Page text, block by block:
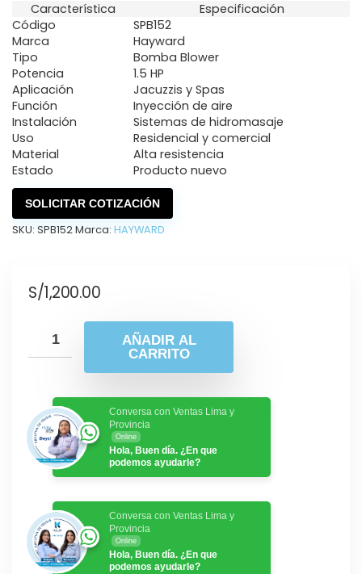
Característica
Especificación
Código
SPB152
Marca
Hayward
Tipo
Bomba Blower
Potencia
1.5 HP
Aplicación
Jacuzzis y Spas
Función
Inyección de aire
Instalación
Sistemas de hidromasaje
Uso
Residencial y comercial
Material
Alta resistencia
Estado
Producto nuevo
SOLICITAR COTIZACIÓN
SKU: SPB152Marca: HAYWARD
S/1,200.00
AÑADIR AL
CARRITO
Conversa con Ventas Lima y
Provincia
Online
Hola, Buen día. ¿En que
podemos ayudarle?
Conversa con Ventas Lima y
Provincia
Online
Hola, Buen día. ¿En que
podemos ayudarle?